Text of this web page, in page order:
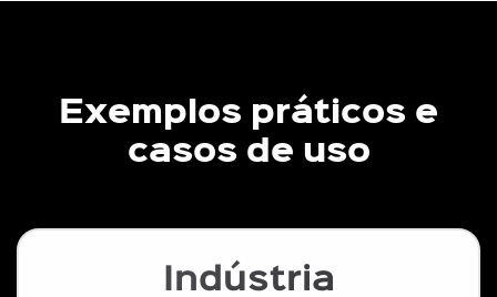
Exemplos práticos e
casos de uso
Indústria